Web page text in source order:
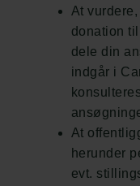
At
donation
dele din
indgår i
At
herunder
evt.